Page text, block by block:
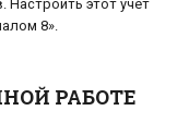
этот учет
8».
РАБОТЕ